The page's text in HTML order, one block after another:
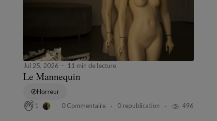
Jul 25, 2026 11 min de lecture
Le Mannequin
Horreur
1
0 Commentaire 0 republication 496